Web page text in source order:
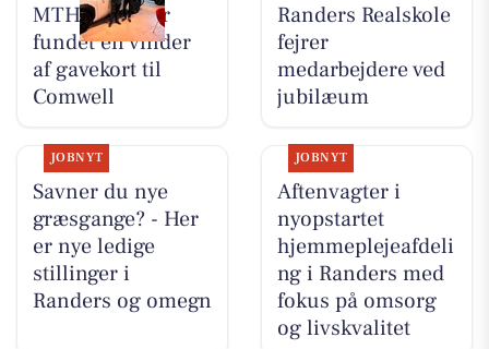
MTH Biler har
fundet en vinder
af gavekort til
Comwell
Randers Realskole
fejrer
medarbejdere ved
jubilæum
JOBNYT
Savner du nye
græsgange? - Her
er nye ledige
stillinger i
Randers og omegn
JOBNYT
Aftenvagter i
nyopstartet
hjemmeplejeafdeli
ng i Randers med
fokus på omsorg
og livskvalitet